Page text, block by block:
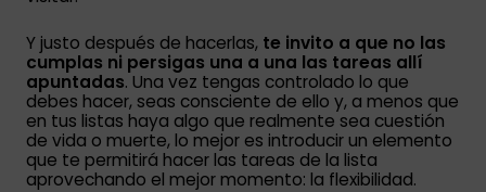
Y justo después de hacerlas, te invito a que no las
cumplas ni persigas una a una las tareas allí
apuntadas. Una vez tengas controlado lo que
debes hacer, seas consciente de ello y, a menos que
en tus listas haya algo que realmente sea cuestión
de vida o muerte, lo mejor es introducir un elemento
que te permitirá hacer las tareas de la lista
aprovechando el mejor momento: la flexibilidad.